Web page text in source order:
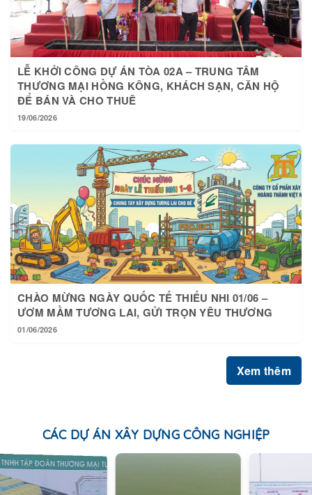
LỄ KHỞI CÔNG DỰ ÁN TÒA 02A – TRUNG TÂM
THƯƠNG MẠI HỒNG KÔNG, KHÁCH SẠN, CĂN HỘ
ĐỂ BÁN VÀ CHO THUÊ
19/06/2026
CHÀO MỪNG NGÀY QUỐC TẾ THIẾU NHI 01/06 –
ƯƠM MẦM TƯƠNG LAI, GỬI TRỌN YÊU THƯƠNG
01/06/2026